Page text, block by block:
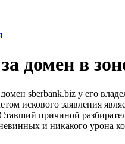
домен в
sberbank.biz у его
искового заявления
причиной
и никакого урона